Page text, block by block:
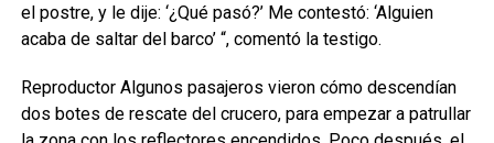
el postre, y le dije: ‘¿Qué pasó?’ Me contestó: ‘Alguien
acaba de saltar del barco’ “, comentó la testigo.
Reproductor Algunos pasajeros vieron cómo descendían
dos botes de rescate del crucero, para empezar a patrullar